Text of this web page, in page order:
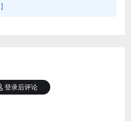
登录后评论